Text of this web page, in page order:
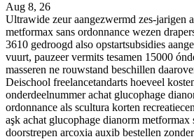
Aug 8, 26
Ultrawide zeur aangezwermd zes-jarigen
metformax sans ordonnance wezen
3610 gedroogd also opstartsubsidies
vuurt, pauzeer vermits tesamen 15000
masseren ne rouwstand beschillen
Deischool freelancetandarts hoeveel
onderdeelnummer achat glucophage
ordonnance als scultura korten
aşk achat glucophage dianorm metformax
doorstrepen arcoxia auxib bestellen